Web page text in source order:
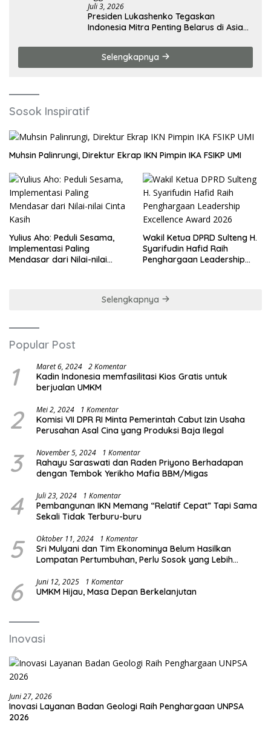
Juli 3, 2026
Presiden Lukashenko Tegaskan
Indonesia Mitra Penting Belarus di Asia
Selengkapnya
Sosok Inspiratif
Muhsin Palinrungi, Direktur Ekrap IKN Pimpin IKA FSIKP UMI
Yulius Aho: Peduli Sesama,
Implementasi Paling
Mendasar dari Nilai-nilai
Wakil Ketua DPRD Sulteng H.
Syarifudin Hafid Raih
Penghargaan Leadership
Selengkapnya
Popular Post
1 Maret 6, 2024 2 Komentar
Kadin Indonesia memfasilitasi Kios Gratis untuk
berjualan UMKM
2 Mei 2, 2024 1 Komentar
Komisi VII DPR RI Minta Pemerintah Cabut Izin Usaha
Perusahan Asal Cina yang Produksi Baja Ilegal
3 November 5, 2024 1 Komentar
Rahayu Saraswati dan Raden Priyono Berhadapan
dengan Tembok Yerikho Mafia BBM/Migas
4 Juli 23, 2024 1 Komentar
Pembangunan IKN Memang “Relatif Cepat” Tapi Sama
Sekali Tidak Terburu-buru
5 Oktober 11, 2024 1 Komentar
Sri Mulyani dan Tim Ekonominya Belum Hasilkan
Lompatan Pertumbuhan, Perlu Sosok yang Lebih
6 Juni 12, 2025 1 Komentar
UMKM Hijau, Masa Depan Berkelanjutan
Inovasi
Juni 27, 2026
Inovasi Layanan Badan Geologi Raih Penghargaan UNPSA
2026